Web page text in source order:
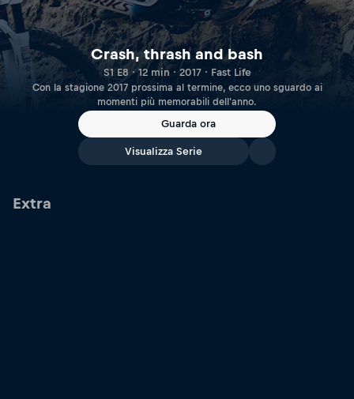
Crash, thrash and bash
S1 E8 · 12 min · 2017 · Fast Life
Con la stagione 2017 prossima al termine, ecco uno sguardo ai
momenti più memorabili dell'anno.
Guarda ora
Visualizza Serie
Extra